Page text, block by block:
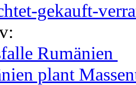
gekauft-
Rumänien
plant